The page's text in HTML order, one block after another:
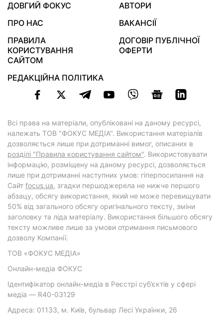
ДОВГИЙ ФОКУС
АВТОРИ
ПРО НАС
ВАКАНСІЇ
ПРАВИЛА
КОРИСТУВАННЯ
САЙТОМ
ДОГОВІР ПУБЛІЧНОЇ
ОФЕРТИ
РЕДАКЦІЙНА ПОЛІТИКА
Всі права на матеріали, опубліковані на даному ресурсі,
належать ТОВ "ФОКУС МЕДІА". Використання матеріалів
дозволяється лише при дотриманні вимог, описаних в
розділі "Правила користування сайтом". Використовувати
інформацію, розміщену на даному ресурсі, дозволяється
лише при дотриманні наступних умов: гіперпосилання на
Cайт focus.ua, згадки першоджерела не нижче першого
абзацу, обсягу використання, який не може перевищувати
50% від загального обсягу оригінального тексту, зміни
заголовку та ліда матеріалу. Використання більшого обсягу
тексту можливе лише за умови отримання письмового
дозволу Компанії.
ТОВ «ФОКУС МЕДІА»
Онлайн-медіа ФОКУС
Ідентифікатор онлайн-медіа в Реєстрі суб’єктів у сфері
медіа — R40-03129
Адреса: 01133, м. Київ, бульвар Лесі Українки, 26